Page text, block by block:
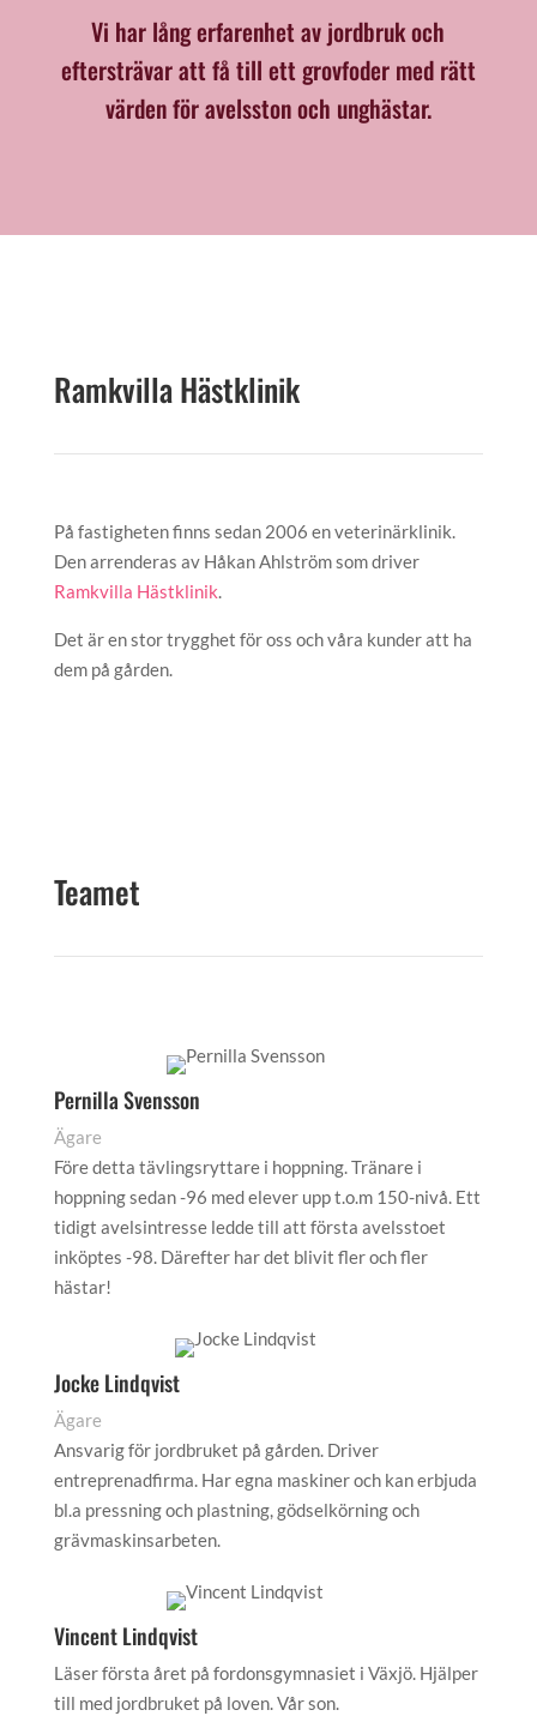
Vi har lång erfarenhet av jordbruk och
eftersträvar att få till ett grovfoder med rätt
värden för avelsston och unghästar.
Ramkvilla Hästklinik
På fastigheten finns sedan 2006 en veterinärklinik.
Den arrenderas av Håkan Ahlström som driver
Ramkvilla Hästklinik.
Det är en stor trygghet för oss och våra kunder att ha
dem på gården.
Teamet
Pernilla Svensson
Ägare
Före detta tävlingsryttare i hoppning. Tränare i
hoppning sedan -96 med elever upp t.o.m 150-nivå. Ett
tidigt avelsintresse ledde till att första avelsstoet
inköptes -98. Därefter har det blivit fler och fler
hästar!
Jocke Lindqvist
Ägare
Ansvarig för jordbruket på gården. Driver
entreprenadfirma. Har egna maskiner och kan erbjuda
bl.a pressning och plastning, gödselkörning och
grävmaskinsarbeten.
Vincent Lindqvist
Läser första året på fordonsgymnasiet i Växjö. Hjälper
till med jordbruket på loven. Vår son.